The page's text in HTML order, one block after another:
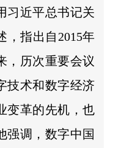
习近平总书记关
，指出自2015年
，历次重要会议
技术和数字经济
变革的先机，也
强调，数字中国